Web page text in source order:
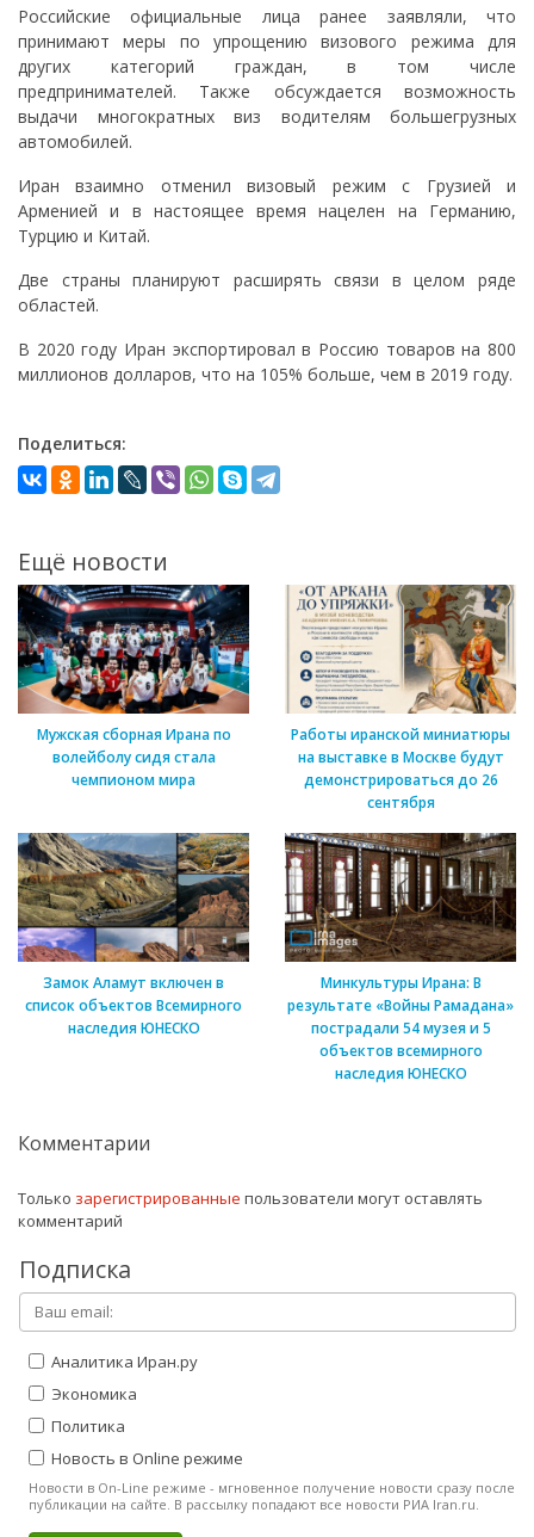
Российские официальные лица ранее заявляли, что
принимают меры по упрощению визового режима для
других категорий граждан, в том числе
предпринимателей. Также обсуждается возможность
выдачи многократных виз водителям большегрузных
автомобилей.
Иран взаимно отменил визовый режим с Грузией и
Арменией и в настоящее время нацелен на Германию,
Турцию и Китай.
Две страны планируют расширять связи в целом ряде
областей.
В 2020 году Иран экспортировал в Россию товаров на 800
миллионов долларов, что на 105% больше, чем в 2019 году.
Поделиться:
Ещё новости
Мужская сборная Ирана по
волейболу сидя стала
чемпионом мира
Работы иранской миниатюры
на выставке в Москве будут
демонстрироваться до 26
сентября
Замок Аламут включен в
список объектов Всемирного
наследия ЮНЕСКО
Минкультуры Ирана: В
результате «Войны Рамадана»
пострадали 54 музея и 5
объектов всемирного
наследия ЮНЕСКО
Комментарии
Только зарегистрированные пользователи могут оставлять
комментарий
Подписка
Аналитика Иран.ру
Экономика
Политика
Новость в Online режиме
Новости в On-Line режиме - мгновенное получение новости сразу после
публикации на сайте. В рассылку попадают все новости РИА Iran.ru.